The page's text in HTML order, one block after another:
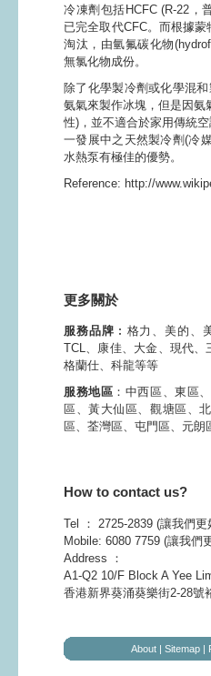
冷凍劑包括HCFC (R-22，
已完全取代CFC。而根據
淘汰，由氫氟碳化物
無氯化物成份。
除了化學製冷劑或化學混
氨氣來製作冰塊，但是因氨
性)，並不適合於家用傳統
一發展中之天然製冷劑(冷
水熱泵有極佳的優勢。
Reference: http://
更多關於
服務品牌 ︰格力、美的、
TCL、康佳、大金、現代、
格蘭仕、科龍等等
服務地區 ：中西區、東區
區、黃大仙區、觀塘區、
區、荃灣區、屯門區、元
How to contact us?
Tel ： 2725-2839 (讓我們
Mobile: 6080 7759 (讓我們
Address ：
A1-Q2 10/F Block A Yee
香港新界葵涌葵樂街2-28號
About | Sitemap |